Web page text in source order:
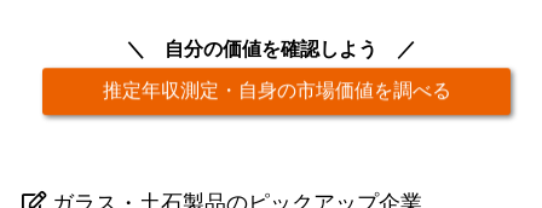
自分の価値を確認しよう
推定年収測定・自身の市場価値を調べる
ガラス・土石製品のピックアップ企業